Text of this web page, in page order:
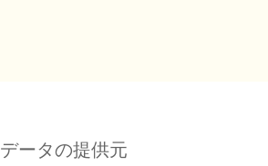
データの提供元